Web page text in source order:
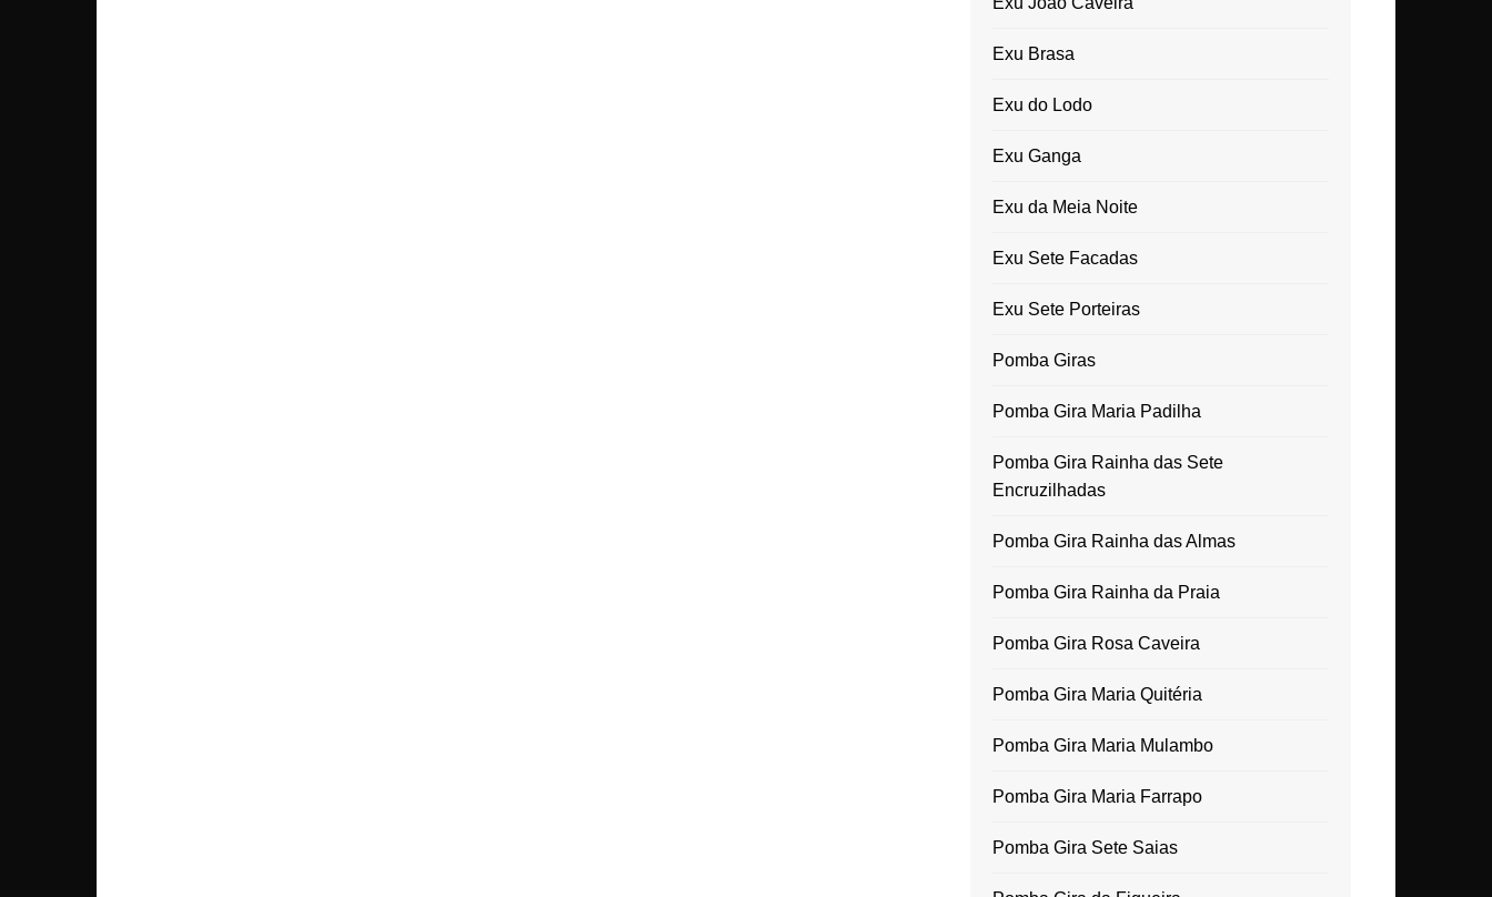
Exu Brasa
Exu do Lodo
Exu Ganga
Exu da Meia Noite
Exu Sete Facadas
Exu Sete Porteiras
Pomba Giras
Pomba Gira Maria Padilha
Pomba Gira Rainha das Sete
Encruzilhadas
Pomba Gira Rainha das Almas
Pomba Gira Rainha da Praia
Pomba Gira Rosa Caveira
Pomba Gira Maria Quitéria
Pomba Gira Maria Mulambo
Pomba Gira Maria Farrapo
Pomba Gira Sete Saias